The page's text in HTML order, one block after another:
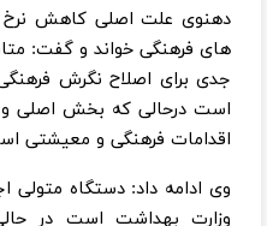
دهنوی علت اصلی کاهش نرخ
های فرهنگی خواند و گفت:
جدی برای اصلاح نگرش
است درحالی که بخش اصلی
اقدامات فرهنگی و معیشتی
وی ادامه داد: دستگاه
وزارت بهداشت است در